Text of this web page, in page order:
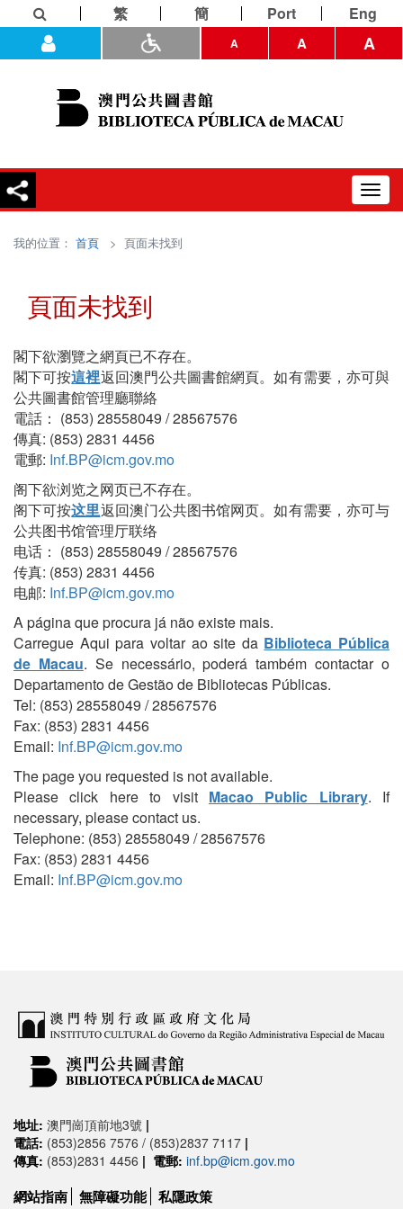
繁 簡 Port Eng
A A A
我的位置： 首頁 > 頁面未找到
頁面未找到
閣下欲瀏覽之網頁已不存在。
閣下可按這裡返回澳門公共圖書館網頁。如有需要，亦可與
公共圖書館管理廳聯絡
電話： (853) 28558049 / 28567576
傳真: (853) 2831 4456
電郵: Inf.BP@icm.gov.mo
阁下欲浏览之网页已不存在。
阁下可按这里返回澳门公共图书馆网页。如有需要，亦可与
公共图书馆管理厅联络
电话： (853) 28558049 / 28567576
传真: (853) 2831 4456
电邮: Inf.BP@icm.gov.mo
A página que procura já não existe mais.
Carregue Aqui para voltar ao site da Biblioteca Pública
de Macau. Se necessário, poderá também contactar o
Departamento de Gestão de Bibliotecas Públicas.
Tel: (853) 28558049 / 28567576
Fax: (853) 2831 4456
Email: Inf.BP@icm.gov.mo
The page you requested is not available.
Please click here to visit Macao Public Library. If
necessary, please contact us.
Telephone: (853) 28558049 / 28567576
Fax: (853) 2831 4456
Email: Inf.BP@icm.gov.mo
地址: 澳門崗頂前地3號 |
電話: (853)2856 7576 / (853)2837 7117 |
傳真: (853)2831 4456 | 電郵: inf.bp@icm.gov.mo
網站指南 無障礙功能 私隱政策